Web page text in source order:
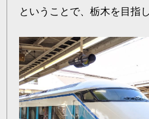
ということで、栃木を目指